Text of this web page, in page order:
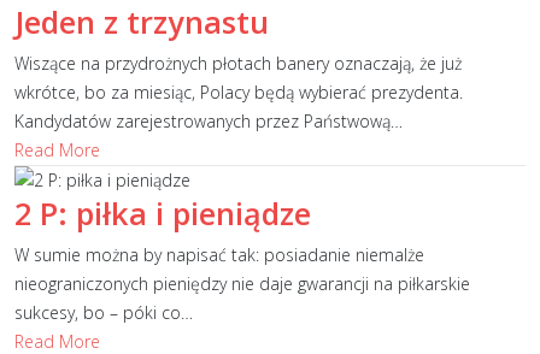
Jeden z trzynastu
Wiszące na przydrożnych płotach banery oznaczają, że już
wkrótce, bo za miesiąc, Polacy będą wybierać prezydenta.
Kandydatów zarejestrowanych przez Państwową…
Read More
2 P: piłka i pieniądze
W sumie można by napisać tak: posiadanie niemalże
nieograniczonych pieniędzy nie daje gwarancji na piłkarskie
sukcesy, bo – póki co…
Read More